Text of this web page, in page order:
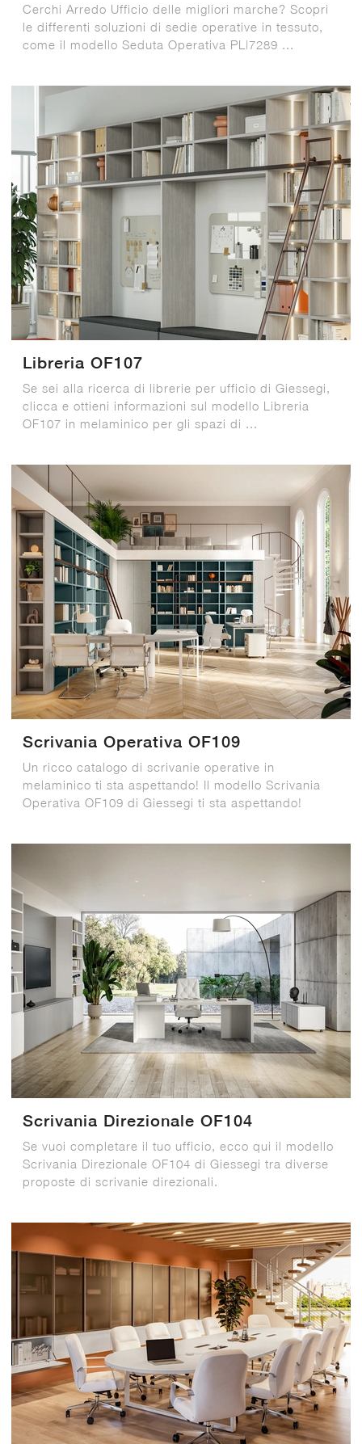
Cerchi Arredo Ufficio delle migliori marche? Scopri
le differenti soluzioni di sedie operative in tessuto,
come il modello Seduta Operativa PL|7289 ...
Libreria OF107
Se sei alla ricerca di librerie per ufficio di Giessegi,
clicca e ottieni informazioni sul modello Libreria
OF107 in melaminico per gli spazi di ...
Scrivania Operativa OF109
Un ricco catalogo di scrivanie operative in
melaminico ti sta aspettando! Il modello Scrivania
Operativa OF109 di Giessegi ti sta aspettando!
Scrivania Direzionale OF104
Se vuoi completare il tuo ufficio, ecco qui il modello
Scrivania Direzionale OF104 di Giessegi tra diverse
proposte di scrivanie direzionali.